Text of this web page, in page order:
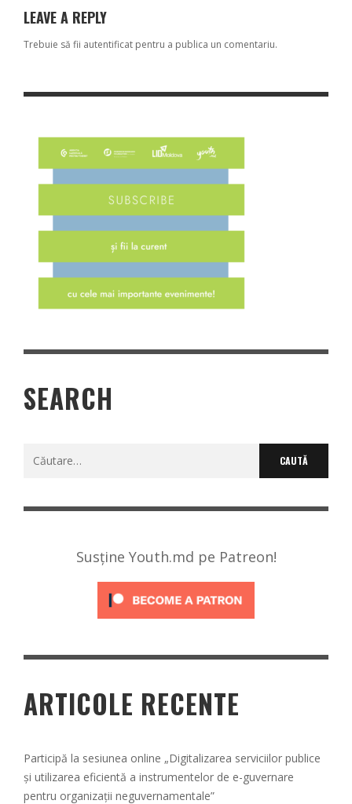
LEAVE A REPLY
Trebuie să fii autentificat pentru a publica un comentariu.
SEARCH
Susține Youth.md pe Patreon!
ARTICOLE RECENTE
Participă la sesiunea online „Digitalizarea serviciilor publice
și utilizarea eficientă a instrumentelor de e-guvernare
pentru organizații neguvernamentale”